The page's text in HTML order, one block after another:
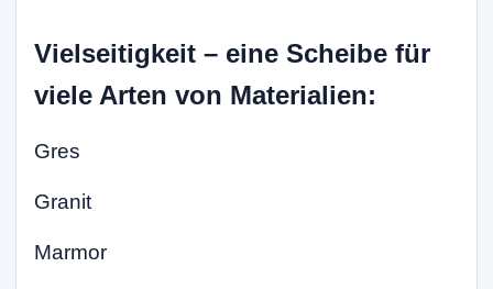
Vielseitigkeit – eine Scheibe für
viele Arten von Materialien:
Gres
Granit
Marmor